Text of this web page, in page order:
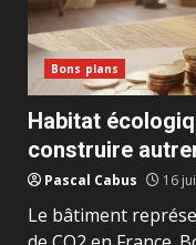
Bons plans
Habitat
construire
Pascal Cabus 16
Le bâtiment